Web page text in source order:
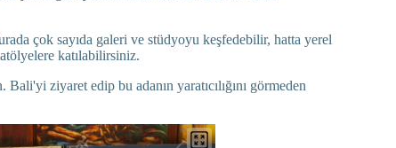
çok sayıda galeri ve stüdyoyu keşfedebilir, hatta yerel
katılabilirsiniz.
ziyaret edip bu adanın yaratıcılığını görmeden